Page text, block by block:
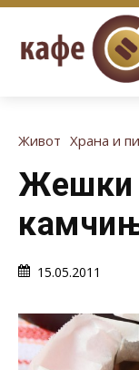
Живот Храна и
Жешки
15.05.2011